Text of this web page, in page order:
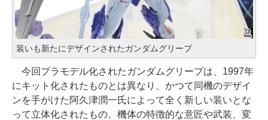
装いも新たにデザインされたガンダムグリープ
今回プラモデル化されたガンダムグリープは、1997年
にキット化されたものとは異なり、かつて同機のデザイ
ンを手がけた阿久津潤一氏によって全く新しい装いとな
って立体化されたもの。機体の特徴的な意匠や武装、変